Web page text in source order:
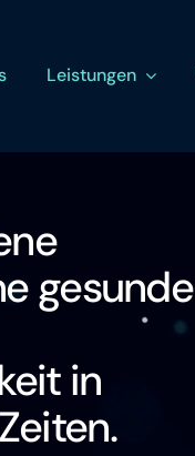
Leistungen
gesunde
in